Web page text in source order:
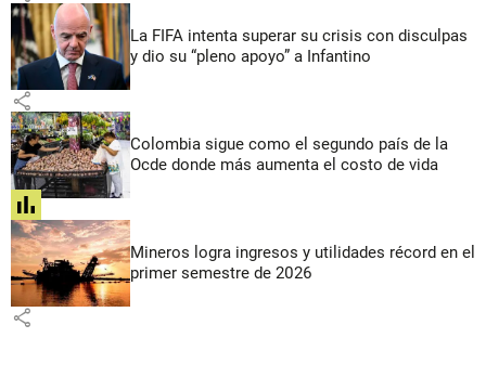
La FIFA intenta superar su crisis con disculpas
y dio su “pleno apoyo” a Infantino
share
Colombia sigue como el segundo país de la
Ocde donde más aumenta el costo de vida
share
Mineros logra ingresos y utilidades récord en el
primer semestre de 2026
share